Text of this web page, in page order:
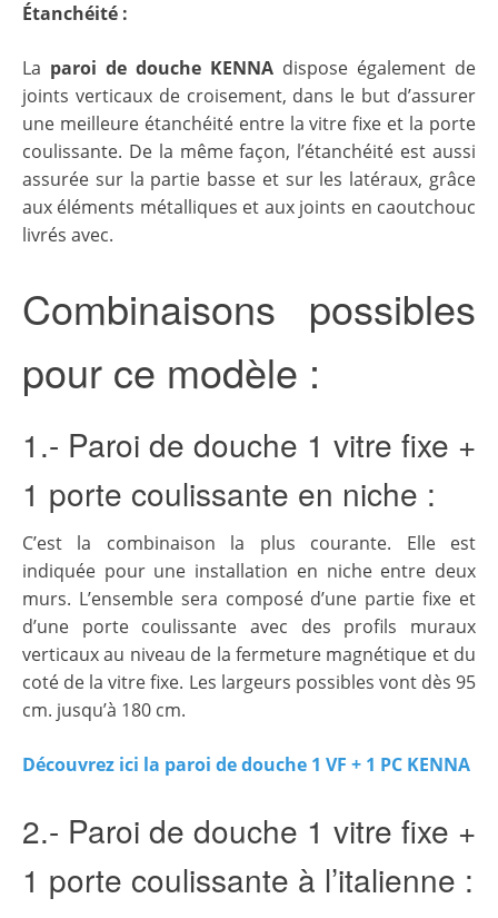
Étanchéité :
La paroi de douche KENNA dispose également de
joints verticaux de croisement, dans le but d’assurer
une meilleure étanchéité entre la vitre fixe et la porte
coulissante. De la même façon, l’étanchéité est aussi
assurée sur la partie basse et sur les latéraux, grâce
aux éléments métalliques et aux joints en caoutchouc
livrés avec.
Combinaisons possibles
pour ce modèle :
1.- Paroi de douche 1 vitre fixe +
1 porte coulissante en niche :
C’est la combinaison la plus courante. Elle est
indiquée pour une installation en niche entre deux
murs. L’ensemble sera composé d’une partie fixe et
d’une porte coulissante avec des profils muraux
verticaux au niveau de la fermeture magnétique et du
coté de la vitre fixe. Les largeurs possibles vont dès 95
cm. jusqu’à 180 cm.
Découvrez ici la paroi de douche 1 VF + 1 PC KENNA
2.- Paroi de douche 1 vitre fixe +
1 porte coulissante à l’italienne :